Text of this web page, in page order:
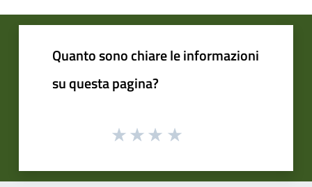
Quanto sono chiare le informazioni
su questa pagina?